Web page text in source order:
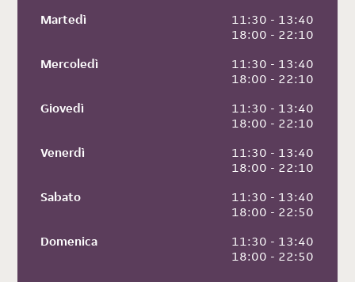
Martedì
11:30 - 13:40
18:00 - 22:10
Mercoledì
11:30 - 13:40
18:00 - 22:10
Giovedì
11:30 - 13:40
18:00 - 22:10
Venerdì
11:30 - 13:40
18:00 - 22:10
Sabato
11:30 - 13:40
18:00 - 22:50
Domenica
11:30 - 13:40
18:00 - 22:50